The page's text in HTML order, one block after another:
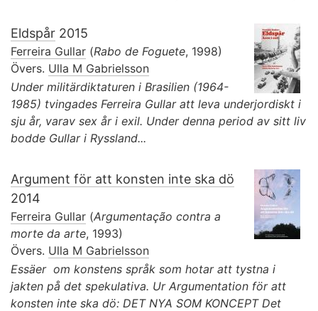
Eldspår 2015
Ferreira Gullar (Rabo de Foguete, 1998)
Övers. Ulla M Gabrielsson
Under militärdiktaturen i Brasilien (1964-
1985) tvingades Ferreira Gullar att leva underjordiskt i
sju år, varav sex år i exil. Under denna period av sitt liv
bodde Gullar i Ryssland...
Argument för att konsten inte ska dö
2014
Ferreira Gullar (Argumentação contra a
morte da arte, 1993)
Övers. Ulla M Gabrielsson
Essäer om konstens språk som hotar att tystna i
jakten på det spekulativa. Ur Argumentation för att
konsten inte ska dö: DET NYA SOM KONCEPT Det